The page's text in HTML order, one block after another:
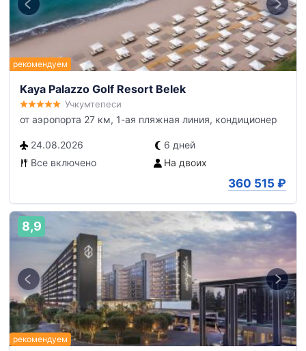
Kaya Palazzo Golf Resort Belek
Учкумтепеси
от аэропорта 27 км, 1-ая пляжная линия, кондиционер
24.08.2026
6 дней
Все включено
На двоих
360 515 ₽
8,9